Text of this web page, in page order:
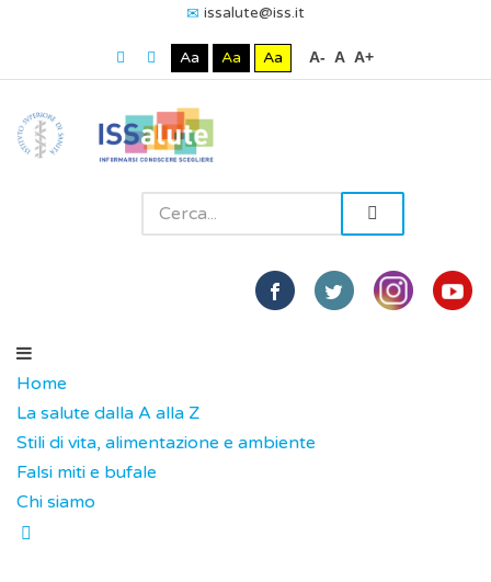
issalute@iss.it
Aa Aa Aa A- A A+
Home
La salute dalla A alla Z
Stili di vita, alimentazione e ambiente
Falsi miti e bufale
Chi siamo